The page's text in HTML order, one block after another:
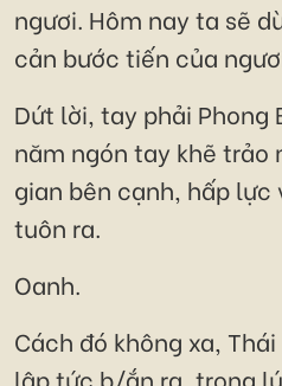
ngươi. Hôm nay ta sẽ
cản bước tiến của
Dứt lời, tay phải Phong
năm ngón tay khẽ trảo
gian bên cạnh, hấp
tuôn ra.
Oanh.
Cách đó không xa,
lập tức b/ắn ra, trong